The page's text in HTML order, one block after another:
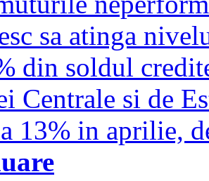
sa atinga
din soldul
Centrale si de
13% in aprilie,